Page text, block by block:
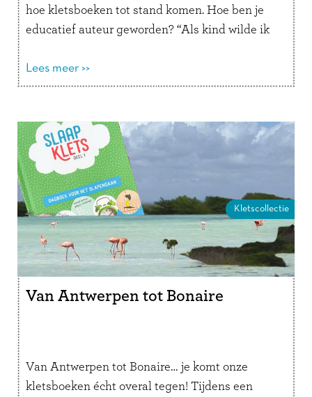
hoe kletsboeken tot stand komen. Hoe ben je
educatief auteur geworden? “Als kind wilde ik
Lees meer >>
Kletscollectie
Van Antwerpen tot Bonaire
Van Antwerpen tot Bonaire… je komt onze
kletsboeken écht overal tegen! Tijdens een